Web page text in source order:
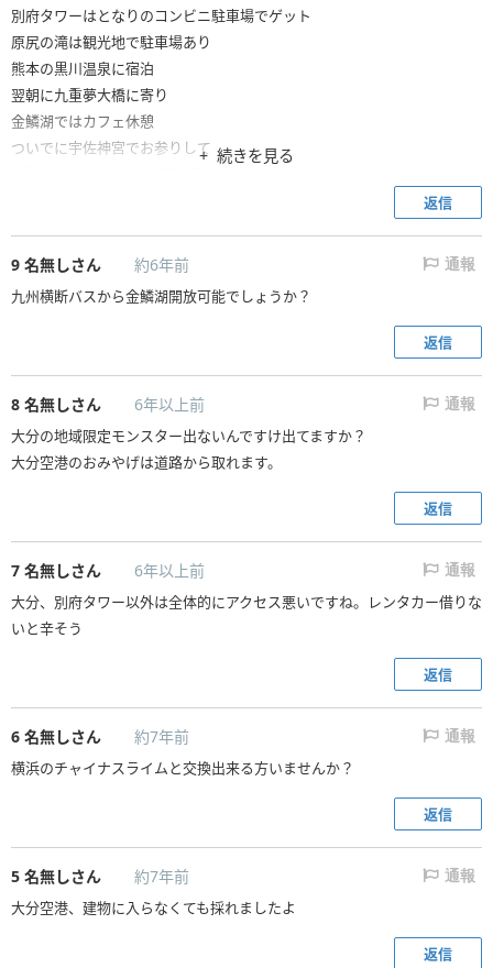
別府タワーはとなりのコンビニ駐車場でゲット
原尻の滝は観光地で駐車場あり
熊本の黒川温泉に宿泊
翌朝に九重夢大橋に寄り
金鱗湖ではカフェ休憩
ついでに宇佐神宮でお参りして 続きを見る
返信
9 名無しさん 約6年前 通報
九州横断バスから金鱗湖開放可能でしょうか？
返信
8 名無しさん 6年以上前 通報
大分の地域限定モンスター出ないんですけ出てますか？
大分空港のおみやげは道路から取れます。
返信
7 名無しさん 6年以上前 通報
大分、別府タワー以外は全体的にアクセス悪いですね。レンタカー借りな
いと辛そう
返信
6 名無しさん 約7年前 通報
横浜のチャイナスライムと交換出来る方いませんか？
返信
5 名無しさん 約7年前 通報
大分空港、建物に入らなくても採れましたよ
返信